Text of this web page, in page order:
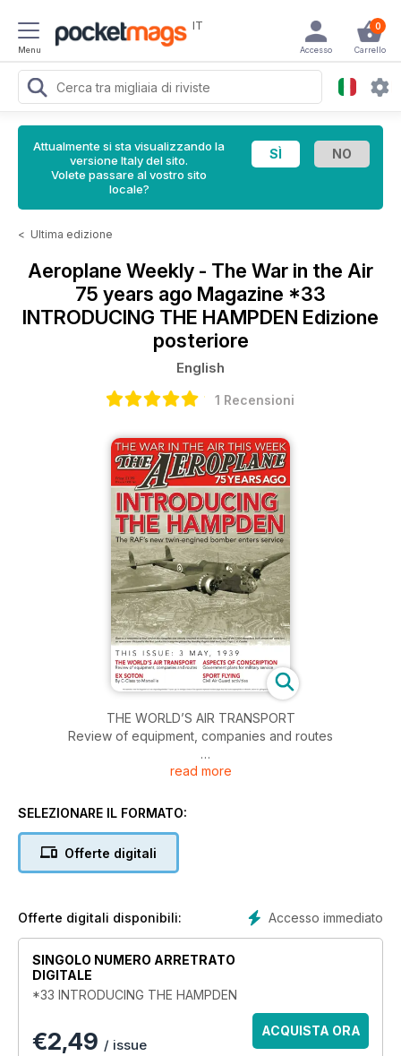
Menu
IT 0
Carrello
Accesso
Attualmente si sta visualizzando la
versione Italy del sito.
Volete passare al vostro sito
locale?
< Ultima edizione
Aeroplane Weekly - The War in the Air
75 years ago Magazine *33
INTRODUCING THE HAMPDEN Edizione
posteriore
English
1 Recensioni
THE WORLD’S AIR TRANSPORT
Review of equipment, companies and routes
EX SOTON
read more
SELEZIONARE IL FORMATO:
Offerte digitali
Accesso immediato
Offerte digitali disponibili:
SINGOLO NUMERO ARRETRATO
DIGITALE
*33 INTRODUCING THE HAMPDEN
€2,49 / issue
ACQUISTA ORA